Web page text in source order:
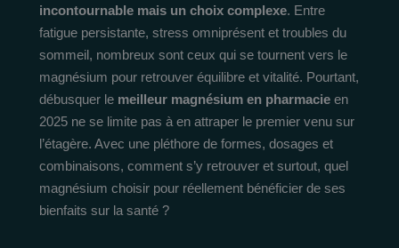
incontournable mais un choix complexe. Entre
fatigue persistante, stress omniprésent et troubles du
sommeil, nombreux sont ceux qui se tournent vers le
magnésium pour retrouver équilibre et vitalité. Pourtant,
débusquer le meilleur magnésium en pharmacie en
2025 ne se limite pas à en attraper le premier venu sur
l’étagère. Avec une pléthore de formes, dosages et
combinaisons, comment s’y retrouver et surtout, quel
magnésium choisir pour réellement bénéficier de ses
bienfaits sur la santé ?